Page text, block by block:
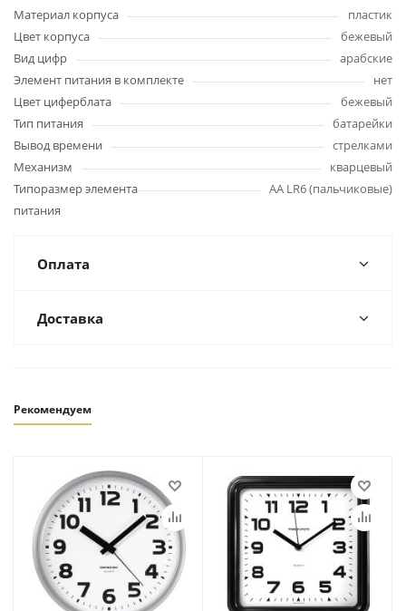
Материал корпуса
пластик
Цвет корпуса
бежевый
Вид цифр
арабские
Элемент питания в комплекте
нет
Цвет циферблата
бежевый
Тип питания
батарейки
Вывод времени
стрелками
Механизм
кварцевый
Типоразмер элемента
питания
AA LR6 (пальчиковые)
Оплата
Доставка
Рекомендуем